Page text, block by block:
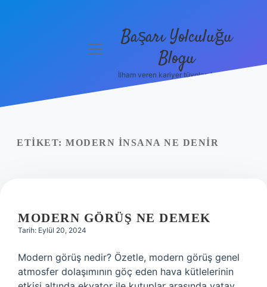
menüyüBaşarı Yolculuğu
Blogu
İlham veren kariyer tüyoları burada!
ETIKET: MODERN INSANA NE DENIR
MODERN GÖRÜŞ NE DEMEK
Tarih: Eylül 20, 2024
Modern görüş nedir? Özetle, modern görüş genel
atmosfer dolaşımının göç eden hava kütlelerinin